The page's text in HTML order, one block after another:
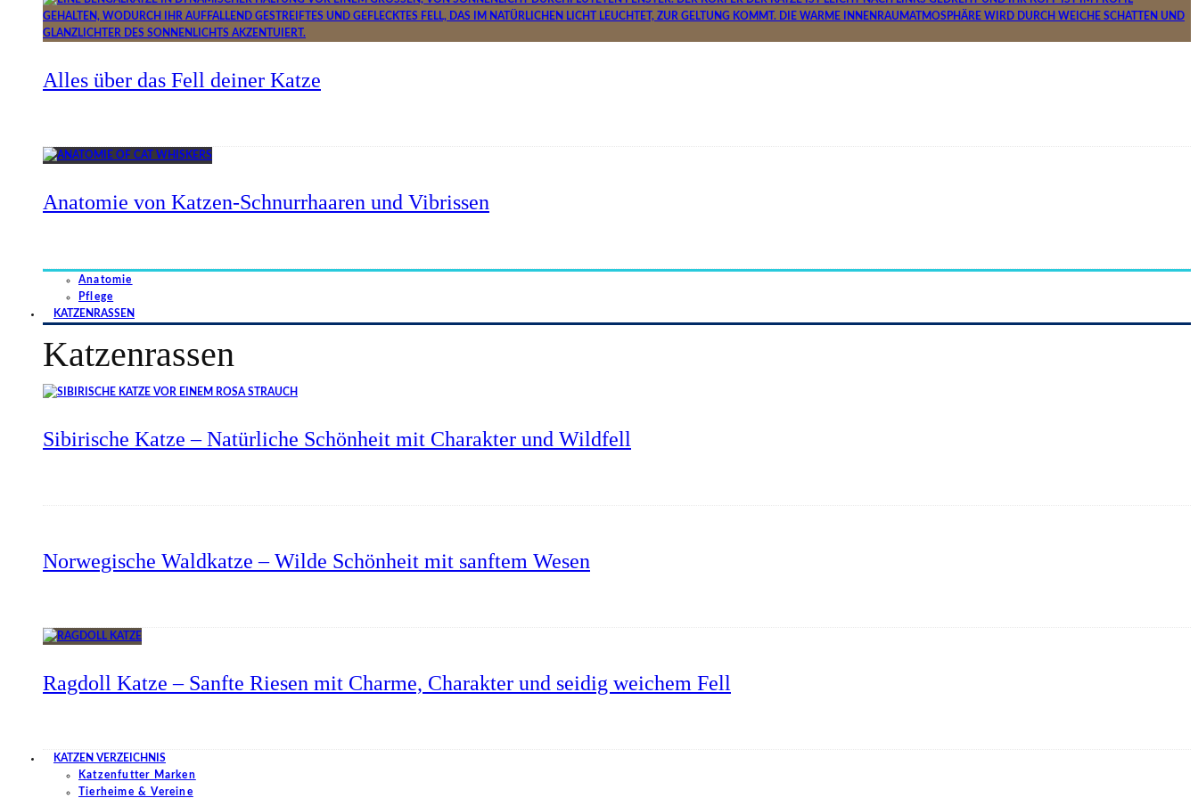
Alles über das Fell deiner Katze
Anatomie von Katzen-Schnurrhaaren und Vibrissen
Anatomie
Pflege
KATZENRASSEN
Katzenrassen
Sibirische Katze – Natürliche Schönheit mit Charakter und Wildfell
Norwegische Waldkatze – Wilde Schönheit mit sanftem Wesen
Ragdoll Katze – Sanfte Riesen mit Charme, Charakter und seidig weichem Fell
KATZEN VERZEICHNIS
Katzenfutter Marken
Tierheime & Vereine